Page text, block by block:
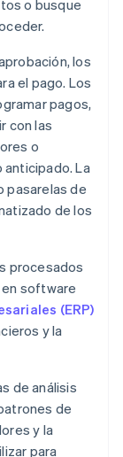
o busque
los
el pago. Los
pagos,
con las
o
La
pasarelas de
de los
procesados
software
(ERP)
y la
de análisis
de
y la
para